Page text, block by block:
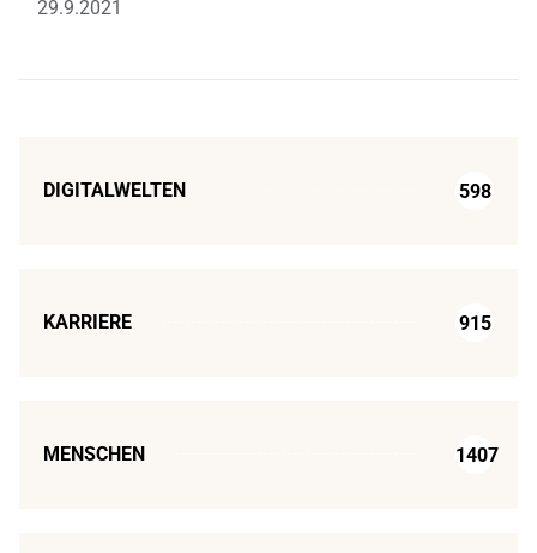
29.9.2021
DIGITALWELTEN 598
KARRIERE 915
MENSCHEN 1407